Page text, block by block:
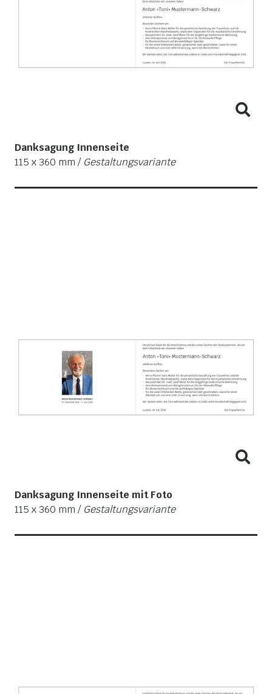
Danksagung Innenseite
115 x 360 mm / Gestaltungsvariante
Danksagung Innenseite mit Foto
115 x 360 mm / Gestaltungsvariante